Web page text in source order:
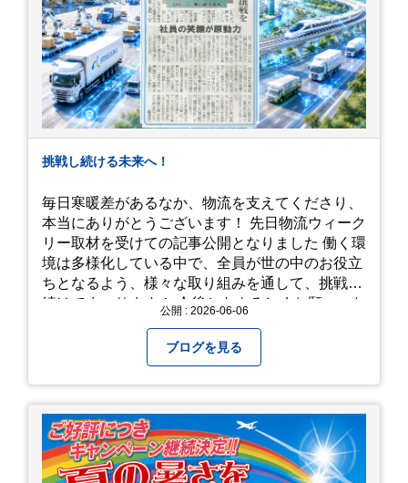
挑戦し続ける未来へ！
毎日寒暖差があるなか、物流を支えてくださり、
本当にありがとうございます！ 先日物流ウィーク
リー取材を受けての記事公開となりました 働く環
境は多様化している中で、全員が世の中のお役立
ちとなるよう、様々な取り組みを通して、挑戦を
続けてまいります！ 今後ともよろしくお願いいた公開 : 2026-06-06
ブログを見る